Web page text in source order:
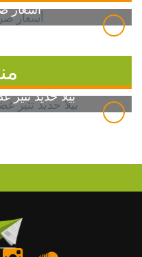
أسعار
بيلا حديد